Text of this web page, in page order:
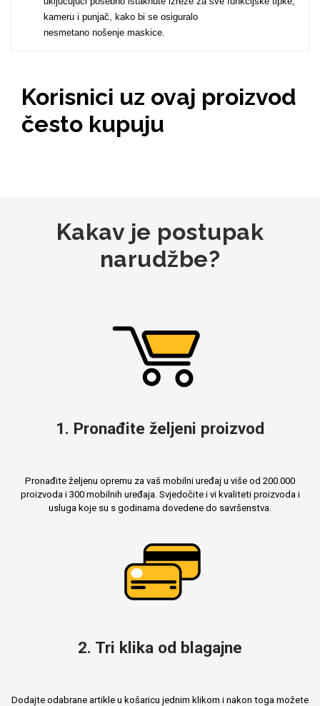
kameru i punjač, kako bi se osiguralo
nesmetano nošenje maskice.
Korisnici uz ovaj proizvod
često kupuju
Kakav je postupak
narudžbe?
1. Pronađite željeni proizvod
Pronađite željenu opremu za vaš mobilni uređaj u više od 200.000
proizvoda i 300 mobilnih uređaja. Svjedočite i vi kvaliteti proizvoda i
usluga koje su s godinama dovedene do savršenstva.
2. Tri klika od blagajne
Dodajte odabrane artikle u košaricu jednim klikom i nakon toga možete